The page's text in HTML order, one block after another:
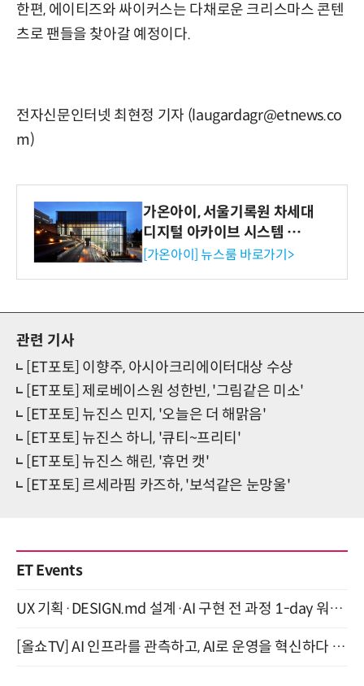
한편, 에이티즈와 싸이커스는 다채로운 크리스마스 콘텐
츠로 팬들을 찾아갈 예정이다.
전자신문인터넷 최현정 기자 (laugardagr@etnews.co
m)
가온아이, 서울기록원 차세대
디지털 아카이브 시스템 구축
수행
[가온아이] 뉴스룸 바로가기>
관련 기사
[ET포토] 이향주, 아시아크리에이터대상 수상
[ET포토] 제로베이스원 성한빈, '그림같은 미소'
[ET포토] 뉴진스 민지, '오늘은 더 해맑음'
[ET포토] 뉴진스 하니, '큐티~프리티'
[ET포토] 뉴진스 해린, '휴먼 캣'
[ET포토] 르세라핌 카즈하, '보석같은 눈망울'
ET Events
UX 기획·DESIGN.md 설계·AI 구현 전 과정 1-day 워크숍 with Claude Code·Codex 9월 15일 개최
[올쇼TV] AI 인프라를 관측하고, AI로 운영을 혁신하다 (8월 11일 생방송)